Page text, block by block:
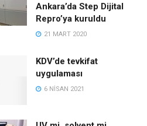
Ankara’da Step Dijital
Repro’ya kuruldu
21 MART 2020
KDV’de tevkifat
uygulaması
6 NISAN 2021